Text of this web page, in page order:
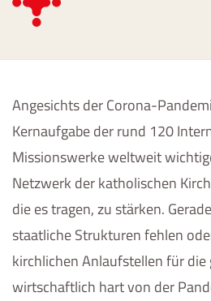
Angesichts der Corona-
Kernaufgabe der rund 120
Missionswerke weltweit
Netzwerk der katholischen
die es tragen, zu stärken.
staatliche Strukturen fehlen
kirchlichen Anlaufstellen für
wirtschaftlich hart von der